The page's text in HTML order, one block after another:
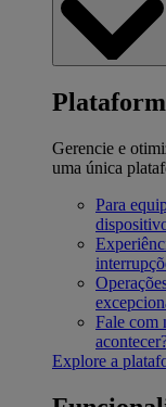
Gerencie e
uma única
Para
Fale com
Explore a